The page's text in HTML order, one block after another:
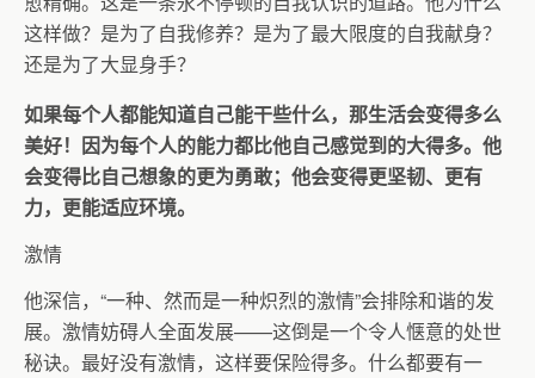
这样做？是为了自我修养？是为了最大限度的自我献身？
还是为了大显身手？
如果每个人都能知道自己能干些什么，那生活会变得多么
美好！因为每个人的能力都比他自己感觉到的大得多。他
会变得比自己想象的更为勇敢；他会变得更坚韧、更有
力，更能适应环境。
激情
他深信，“一种、然而是一种炽烈的激情”会排除和谐的发
展。激情妨碍人全面发展——这倒是一个令人惬意的处世
秘诀。最好没有激情，这样要保险得多。什么都要有一